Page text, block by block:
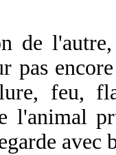
de
pas
feu,
l'animal
avec